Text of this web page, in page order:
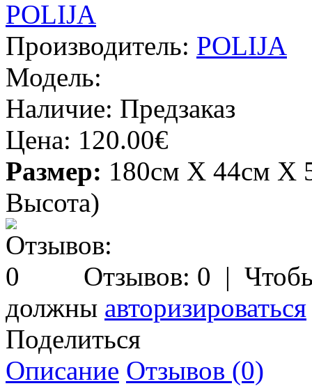
Производитель: POLIJA
Модель:
Наличие: Предзаказ
Цена: 120.00€
Размер: 180см X 44см
Высота)
Отзывов: 0 |
должны авторизироваться
Поделиться
Описание Отзывов (0)